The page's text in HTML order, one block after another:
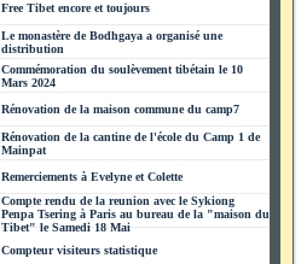
Free Tibet encore et toujours
Le monastère de Bodhgaya a organisé une
distribution
Commémoration du soulèvement tibétain le 10
Mars 2024
Rénovation de la maison commune du camp7
Rénovation de la cantine de l'école du Camp 1 de
Mainpat
Remerciements à Evelyne et Colette
Compte rendu de la reunion avec le Sykiong
Penpa Tsering à Paris au bureau de la "maison du
Tibet" le Samedi 18 Mai
Compteur visiteurs statistique